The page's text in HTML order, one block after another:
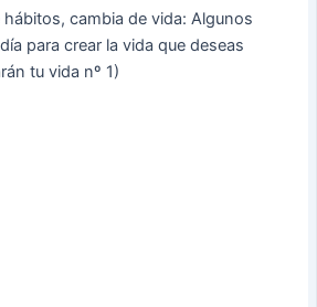
cambia de vida: Algunos
para crear la vida que deseas
tu vida nº 1)